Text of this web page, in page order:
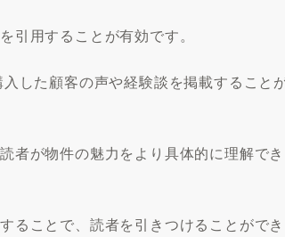
引用することが有効です。
した顧客の声や経験談を掲載すること
者が物件の魅力をより具体的に理解でき
ることで、読者を引きつけることができ